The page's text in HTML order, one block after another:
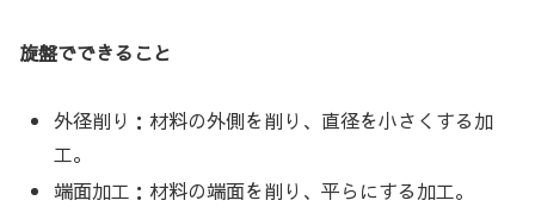
旋盤でできること
外径削り：材料の外側を削り、直径を小さくする加
工。
端面加工：材料の端面を削り、平らにする加工。